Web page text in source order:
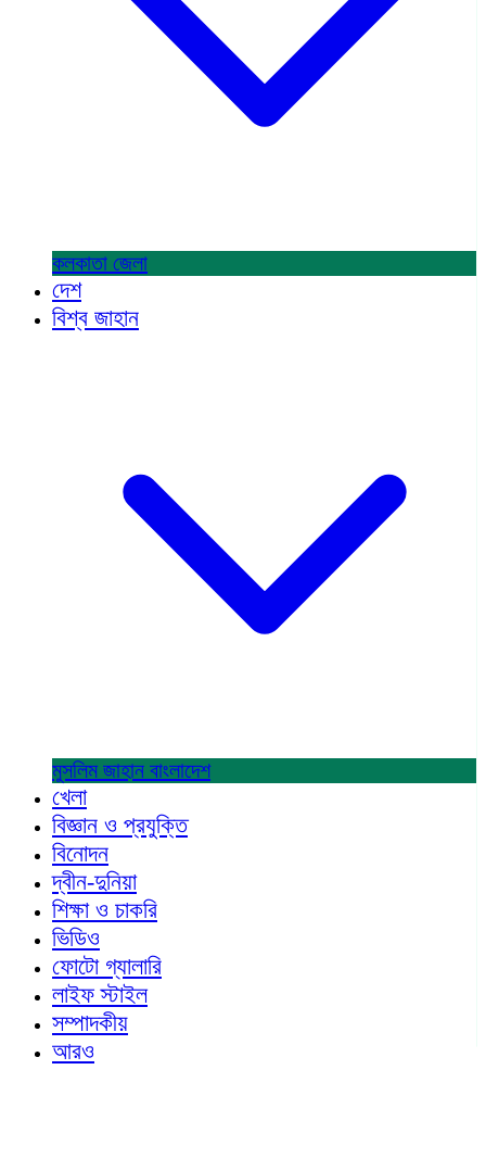
কলকাতা জেলা
দেশ
বিশ্ব জাহান
মুসলিম জাহান বাংলাদেশ
খেলা
বিজ্ঞান ও প্রযুক্তি
বিনোদন
দ্বীন-দুনিয়া
শিক্ষা ও চাকরি
ভিডিও
ফোটো গ্যালারি
লাইফ স্টাইল
সম্পাদকীয়
আরও